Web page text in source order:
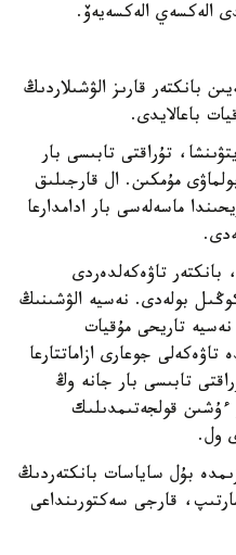
الەكسەي الەكسەيەۆ.
بانكتەر قارىز الۋشىلاردىڭ
باعالايدى.
تۇراقتى تابىسى بار
مۇمكىن. ال قارجىلىق
ماسەلەسى بار ادامدارعا
بانكتەر تاۋەكەلدەردى
بولەدى. نەسيە الۋشىنىڭ
تاريحى مۇقيات
جوعارى ازاماتتارعا
تابىسى بار جانە وڭ
ءۇشىن قولجەتىمدىلىك
ول.
بۇل ساياسات بانكتەردىڭ
قارجى سەكتورىنداعى